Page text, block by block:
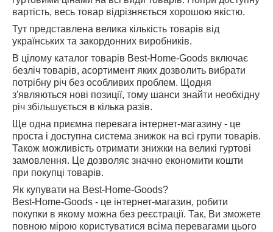
вартість, весь товар відрізняється хорошою якістю.
Тут представлена велика кількість товарів від
українських та закордонних виробників.
В цілому каталог товарів Best-Home-Goods включає
безліч товарів, асортимент яких дозволить вибрати
потрібну річ без особливих проблем. Щодня
з'являються нові позиції, тому шанси знайти необхідну
річ збільшується в кілька разів.
Ще одна приємна перевага інтернет-магазину - це
проста і доступна система знижок на всі групи товарів.
Також можливість отримати знижки на великі гуртові
замовлення. Це дозволяє значно економити кошти
при покупці товарів.
Як купувати на Best-Home-Goods?
Best-Home-Goods - це інтернет-магазин, робити
покупки в якому можна без реєстрації. Так, Ви зможете
повною мірою користуватися всіма перевагами цього